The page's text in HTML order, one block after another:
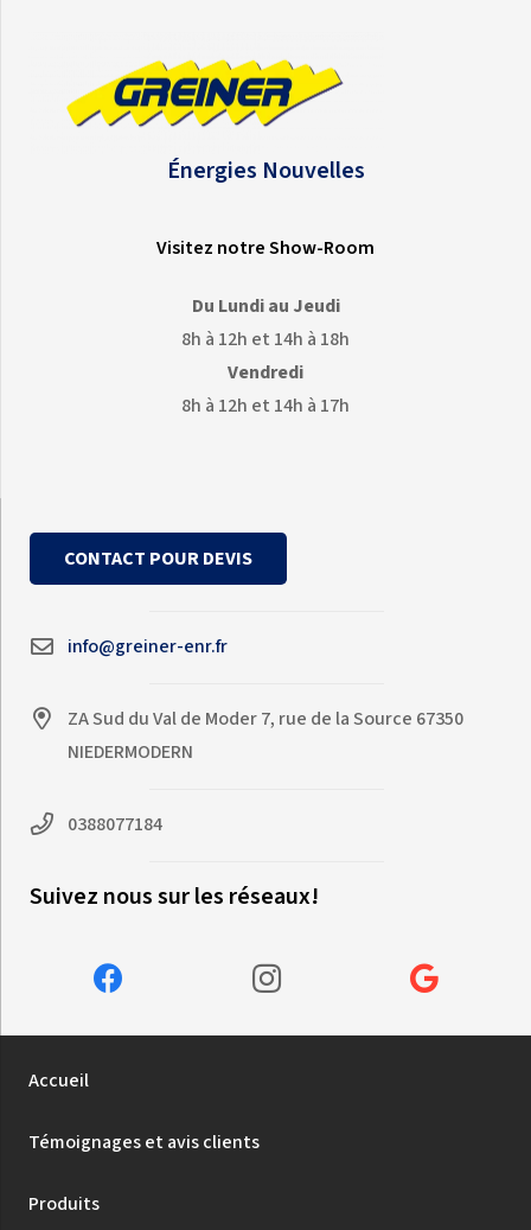
Énergies Nouvelles
Visitez notre Show-Room
Du Lundi au Jeudi
8h à 12h et 14h à 18h
Vendredi
8h à 12h et 14h à 17h
CONTACT POUR DEVIS
info@greiner-enr.fr
ZA Sud du Val de Moder 7, rue de la Source 67350
NIEDERMODERN
0388077184
Suivez nous sur les réseaux!
Accueil
Témoignages et avis clients
Produits